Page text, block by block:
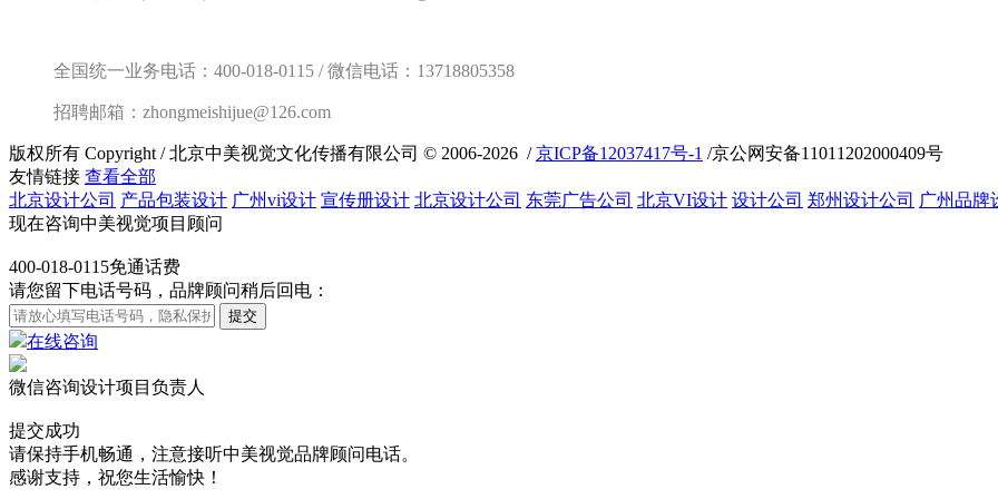
全国统一业务电话：400-018-0115 / 微信电话：13718805358
招聘邮箱：zhongmeishijue@126.com
版权所有 Copyright / 北京中美视觉文化传播有限公司 © 2006-2026 /京ICP备12037417号-1 /京公网安备11011202000409号
友情链接 查看全部
北京设计公司 产品包装设计 广州vi设计 宣传册设计 北京设计公司 东莞广告公司 北京VI设计 设计公司 郑州设计公司 广州品牌
现在咨询中美视觉项目顾问
400-018-0115免通话费
请您留下电话号码，品牌顾问稍后回电：
在线咨询
微信咨询设计项目负责人
提交成功
请保持手机畅通，注意接听中美视觉品牌顾问电话。
感谢支持，祝您生活愉快！